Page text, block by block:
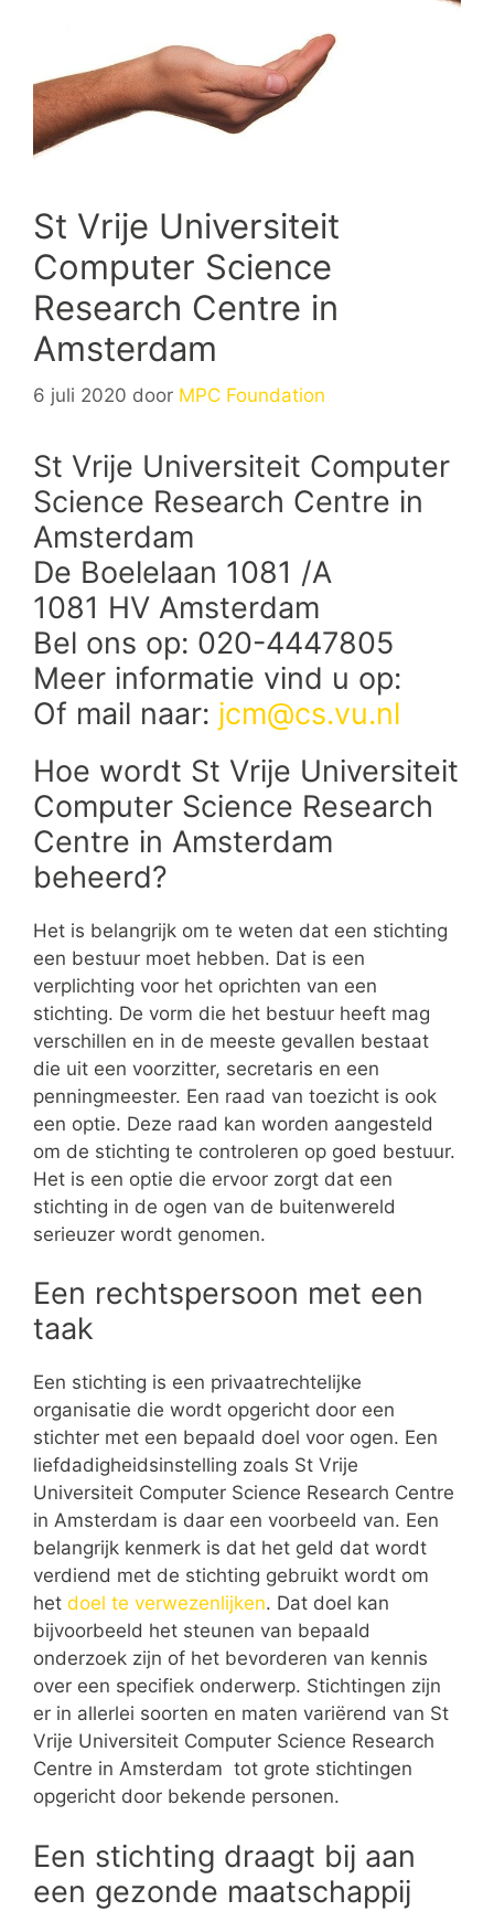
St Vrije Universiteit
Computer Science
Research Centre in
Amsterdam
6 juli 2020 door MPC Foundation
St Vrije Universiteit Computer
Science Research Centre in
Amsterdam
De Boelelaan 1081 /A
1081 HV Amsterdam
Bel ons op: 020-4447805
Meer informatie vind u op:
Of mail naar: jcm@cs.vu.nl
Hoe wordt St Vrije Universiteit
Computer Science Research
Centre in Amsterdam
beheerd?
Het is belangrijk om te weten dat een stichting
een bestuur moet hebben. Dat is een
verplichting voor het oprichten van een
stichting. De vorm die het bestuur heeft mag
verschillen en in de meeste gevallen bestaat
die uit een voorzitter, secretaris en een
penningmeester. Een raad van toezicht is ook
een optie. Deze raad kan worden aangesteld
om de stichting te controleren op goed bestuur.
Het is een optie die ervoor zorgt dat een
stichting in de ogen van de buitenwereld
serieuzer wordt genomen.
Een rechtspersoon met een
taak
Een stichting is een privaatrechtelijke
organisatie die wordt opgericht door een
stichter met een bepaald doel voor ogen. Een
liefdadigheidsinstelling zoals St Vrije
Universiteit Computer Science Research Centre
in Amsterdam is daar een voorbeeld van. Een
belangrijk kenmerk is dat het geld dat wordt
verdiend met de stichting gebruikt wordt om
het doel te verwezenlijken. Dat doel kan
bijvoorbeeld het steunen van bepaald
onderzoek zijn of het bevorderen van kennis
over een specifiek onderwerp. Stichtingen zijn
er in allerlei soorten en maten variërend van St
Vrije Universiteit Computer Science Research
Centre in Amsterdam tot grote stichtingen
opgericht door bekende personen.
Een stichting draagt bij aan
een gezonde maatschappij